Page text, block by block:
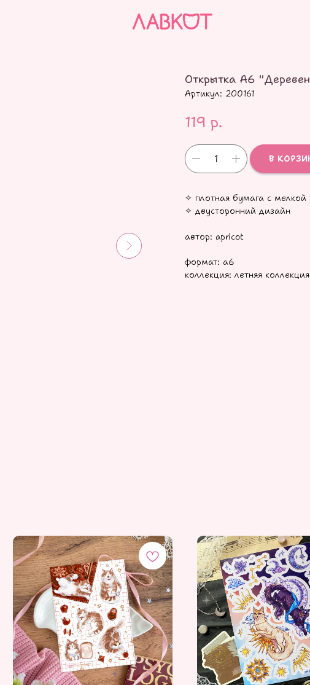
Открытка А6
Артикул: 200161
119 р.
В
✧ плотная бумага с мелкой
✧ двусторонний дизайн
автор: apricot
формат: а6
коллекция: летняя коллекция